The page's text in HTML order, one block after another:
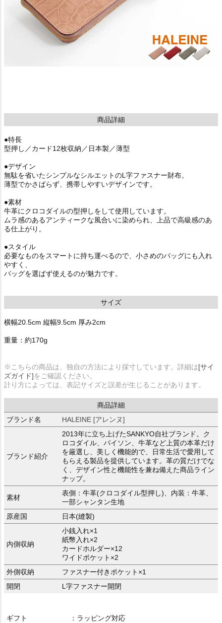
商品詳細
●特長
型押し／カード12枚収納／日本製／薄型
●デザイン
無駄を省いたシンプルなシルエットのL字ファスナー財布。
薄型でかさばらず、携帯しやすいデザインです。
●素材
牛革にクロコダイルの型押しをして使用しています。
ムラ感のあるアンティークな風合いに染められ、上品で高級感のあ
る仕上がり。
●スタイル
必要なものをスマートに持ち運べるので、小さめのバッグにも入れ
やすく、
バッグを選ばず使えるのが魅力です。
サイズ
横幅20.5cm 縦幅9.5cm 厚み2cm
重量：約170g
※こちらの商品は、独自の方法により採寸しています。詳細は[サイ
ズガイド]をご確認ください。
計り方によっては、表記サイズと誤差が生じることがあります。
商品詳細
ブランド名
HALEINE [アレンヌ]
ブランド紹介
2013年に立ち上げたSANKYO自社ブランド。ク
ロコダイル、パイソン、牛革など上質の本革だけ
を厳選し、美しく機能的で、日常生活で愛用して
もらえる製品を提供しています。革の質だけでな
く、デザイン性と機能性を兼ね備えた商品ライン
ナップ。
素材
表側：牛革(クロコダイル型押し)、内装：牛革、
一部シャンタン生地
原産国
日本(縫製)
内側収納
小銭入れ×1
紙幣入れ×2
カードホルダー×12
ワイドポケット×2
外側収納
ファスナー付きポケット×1
開閉
L字ファスナー開閉
ギフト
：ラッピング対応